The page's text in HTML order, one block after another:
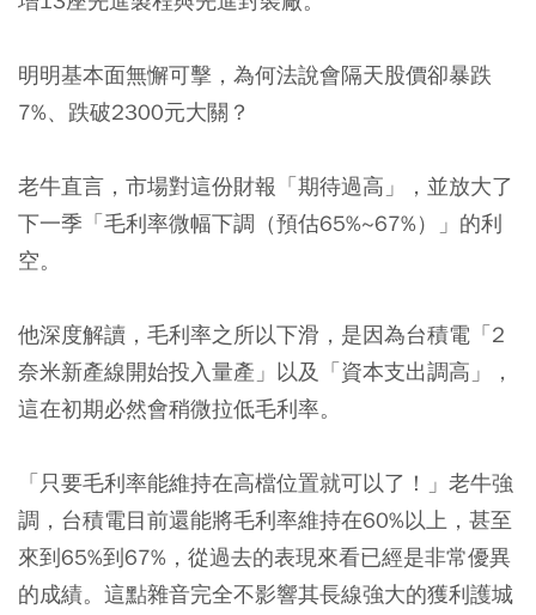
明明基本面無懈可擊，為何法說會隔天股價卻暴跌
7%、跌破2300元大關？
老牛直言，市場對這份財報「期待過高」，並放大了
下一季「毛利率微幅下調（預估65%~67%）」的利
空。
他深度解讀，毛利率之所以下滑，是因為台積電「2
奈米新產線開始投入量產」以及「資本支出調高」，
這在初期必然會稍微拉低毛利率。
「只要毛利率能維持在高檔位置就可以了！」老牛強
調，台積電目前還能將毛利率維持在60%以上，甚至
來到65%到67%，從過去的表現來看已經是非常優異
的成績。這點雜音完全不影響其長線強大的獲利護城